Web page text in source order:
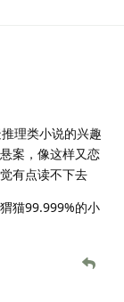
理类小说的兴趣
案，像这样又恋
有点读不下去
猫99.999%的小